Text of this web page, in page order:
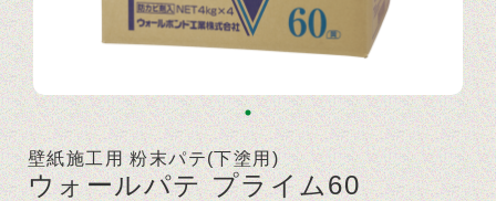
壁紙施工用 粉末パテ(下塗用)
ウォールパテ プライム60